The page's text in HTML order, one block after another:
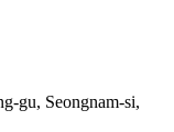
gu, Seongnam-si,